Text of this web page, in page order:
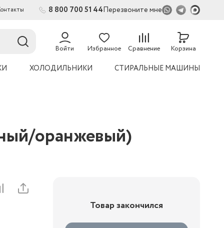
8 800 700 51 44Перезвоните мне
Войти Избранное Сравнение Корзина
ХОЛОДИЛЬНИКИ СТИРАЛЬНЫЕ МАШИНЫ
оранжевый)
Товар закончился